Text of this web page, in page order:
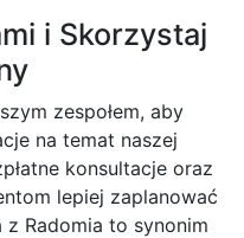
i Skorzystaj
zespołem, aby
na temat naszej
konsultacje oraz
lepiej zaplanować
Radomia to synonim